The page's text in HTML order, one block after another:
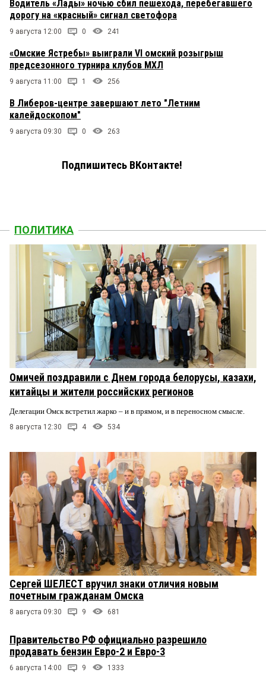
Водитель «Лады» ночью сбил пешехода, перебегавшего
дорогу на «красный» сигнал светофора
9 августа 12:00 0 241
«Омские Ястребы» выиграли VI омский розыгрыш
предсезонного турнира клубов МХЛ
9 августа 11:00 1 256
В Либеров-центре завершают лето "Летним
калейдоскопом"
9 августа 09:30 0 263
Подпишитесь ВКонтакте!
ПОЛИТИКА
Омичей поздравили с Днем города белорусы, казахи,
китайцы и жители российских регионов
Делегации Омск встретил жарко – и в прямом, и в переносном смысле.
8 августа 12:30 4 534
Сергей ШЕЛЕСТ вручил знаки отличия новым
почетным гражданам Омска
8 августа 09:30 9 681
Правительство РФ официально разрешило
продавать бензин Евро-2 и Евро-3
6 августа 14:00 9 1333